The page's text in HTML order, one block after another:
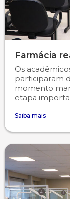
Farmácia
Os
participaram
momento
etapa
Saiba mais